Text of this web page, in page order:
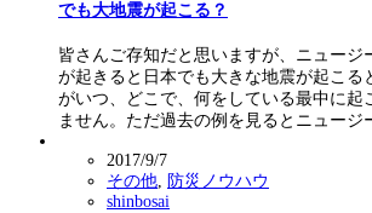
でも大地震が起こる？
皆さんご存知だと思いますが、ニュージ
が起きると日本でも大きな地震が起こる
がいつ、どこで、何をしている最中に起
ません。ただ過去の例を見るとニュー
2017/9/7
その他, 防災ノウハウ
shinbosai